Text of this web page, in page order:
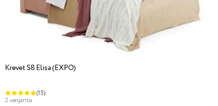
Krevet S8 Elisa (EXPO)
(15)
2 varijanta